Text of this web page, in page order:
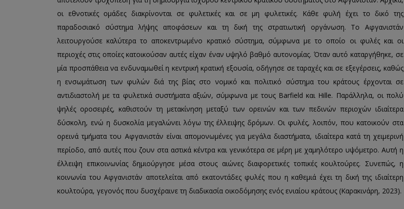
οι εθνοτικές ομάδες διακρίνονται σε φυλετικές και σε μη φυλετικές. Κάθε φυλή έχει το δικό της
παραδοσιακό σύστημα λήψης αποφάσεων και τη δική της στρατιωτική οργάνωση. Το Αφγανιστάν
λειτουργούσε καλύτερα το αποκεντρωμένο κρατικό σύστημα, σύμφωνα με το οποίο οι φυλές και οι
περιοχές στις οποίες κατοικούσαν αυτές είχαν έναν υψηλό βαθμό αυτονομίας. Όταν αυτό καταργήθηκε, σε
μία προσπάθεια να ενδυναμωθεί η κεντρική κρατική εξουσία, οδήγησε σε ταραχές και σε εξεγέρσεις, καθώς
η ενσωμάτωση των φυλών διά της βίας στο νομικό και πολιτικό σύστημα του κράτους έρχονται σε
αντιδιαστολή με τα φυλετικά συστήματα αξιών, σύμφωνα με τους Barfield και Hille. Παράλληλα, οι πολύ
ψηλές οροσειρές, καθιστούν τη μετακίνηση μεταξύ των ορεινών και των πεδινών περιοχών ιδιαίτερα
δύσκολη, ενώ η δυσκολία μεγαλώνει λόγω της έλλειψης δρόμων. Οι φυλές, λοιπόν, που κατοικούν στα
ορεινά τμήματα του Αφγανιστάν είναι απομονωμένες για μεγάλα διαστήματα, ιδιαίτερα κατά τη χειμερινή
περίοδο, από αυτές που ζουν στα αστικά κέντρα και γενικότερα σε μέρη με χαμηλότερο υψόμετρο. Αυτή η
έλλειψη επικοινωνίας δημιούργησε μέσα στους αιώνες διαφορετικές τοπικές κουλτούρες. Συνεπώς, η
κοινωνία του Αφγανιστάν αποτελείται από εκατοντάδες φυλές που η καθεμιά έχει τη δική της ιδιαίτερη
κουλτούρα, γεγονός που δυσχέραινε τη διαδικασία οικοδόμησης ενός ενιαίου κράτους (Καρακινάρη, 2023).